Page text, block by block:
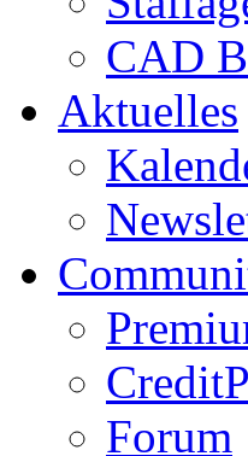
CAD
Aktuelles
Forum